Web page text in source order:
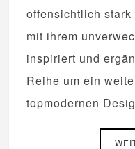
offensichtlich stark
mit ihrem
inspiriert und
Reihe um ein
topmodernen